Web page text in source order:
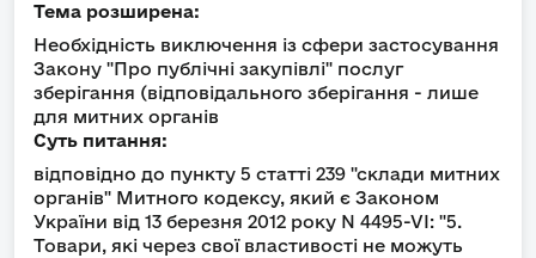
Тема розширена:
Необхідність виключення із сфери застосування
Закону "Про публічні закупівлі" послуг
зберігання (відповідального зберігання - лише
для митних органів
Суть питання:
відповідно до пункту 5 статті 239 "склади митних
органів" Митного кодексу, який є Законом
України від 13 березня 2012 року N 4495-VI: "5.
Товари, які через свої властивості не можуть